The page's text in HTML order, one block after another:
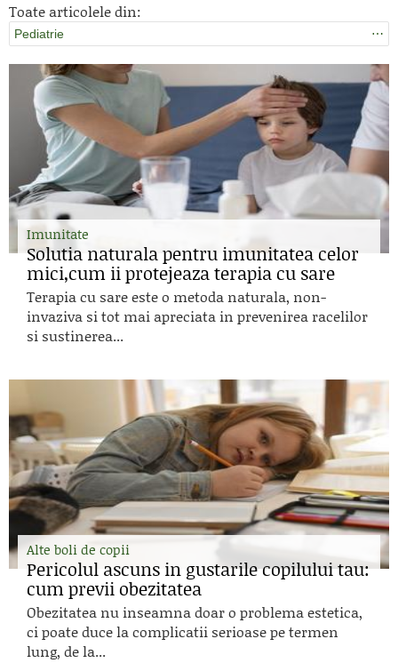
Toate articolele din:
Pediatrie ⋯
Imunitate
Solutia naturala pentru imunitatea celor
mici,cum ii protejeaza terapia cu sare
Terapia cu sare este o metoda naturala, non-
invaziva si tot mai apreciata in prevenirea racelilor
si sustinerea...
Alte boli de copii
Pericolul ascuns in gustarile copilului tau:
cum previi obezitatea
Obezitatea nu inseamna doar o problema estetica,
ci poate duce la complicatii serioase pe termen
lung, de la...